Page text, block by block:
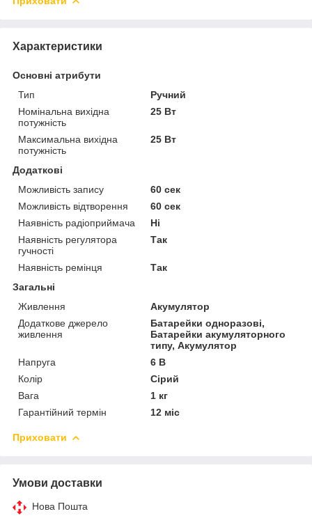
Характеристики
Основні атрибути
Тип
Ручний
Номінальна вихідна
потужність
25 Вт
Максимальна вихідна
потужність
25 Вт
Додаткові
Можливість запису
60 сек
Можливість відтворення
60 сек
Наявність радіоприймача
Ні
Наявність регулятора
гучності
Так
Наявність ремінця
Так
Загальні
Живлення
Акумулятор
Додаткове джерело
живлення
Батарейки одноразові,
Батарейки акумуляторного
типу, Акумулятор
Напруга
6 В
Колір
Сірий
Вага
1 кг
Гарантійний термін
12 міс
Приховати
Умови доставки
Нова Пошта